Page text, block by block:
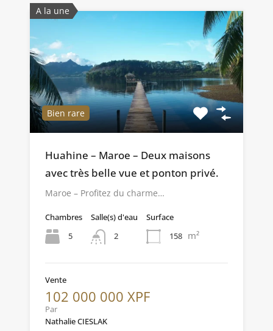
A la une
Bien rare
Huahine – Maroe – Deux maisons
avec très belle vue et ponton privé.
Maroe – Profitez du charme…
Chambres
5
Salle(s) d'eau
2
Surface
158 m²
Vente
102 000 000 XPF
Par
Nathalie CIESLAK